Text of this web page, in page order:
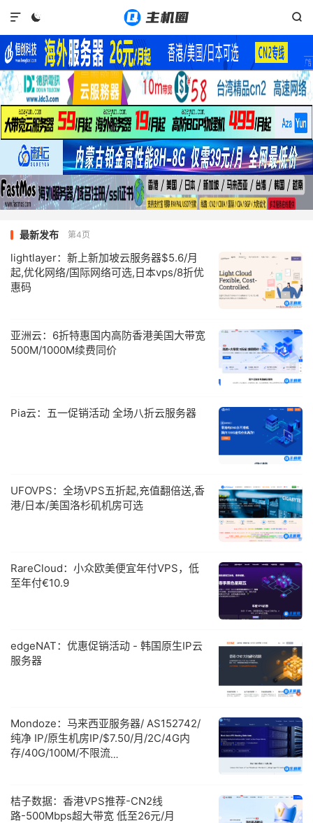
 

最新发布 第4页
lightlayer：新上新加坡云服务器$5.6/月
起,优化网络/国际网络可选,日本vps/8折优
惠码
亚洲云：6折特惠国内高防香港美国大带宽
500M/1000M续费同价
Pia云：五一促销活动 全场八折云服务器
UFOVPS：全场VPS五折起,充值翻倍送,香
港/日本/美国洛杉矶机房可选
RareCloud：小众欧美便宜年付VPS，低
至年付€10.9
edgeNAT：优惠促销活动 - 韩国原生IP云
服务器
Mondoze：马来西亚服务器/ AS152742/
纯净 IP/原生机房IP/$7.50/月/2C/4G内
存/40G/100M/不限流
桔子数据：香港VPS推荐-CN2线
路-500Mbps超大带宽 低至26元/月